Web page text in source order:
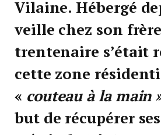
Vilaine. Hébergé
veille chez son
trentenaire s’était
cette zone
« couteau à la main
but de récupérer